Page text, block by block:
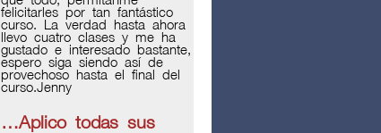
felicitarles por tan fantástico
curso. La verdad hasta ahora
llevo cuatro clases y me ha
gustado e interesado bastante,
espero siga siendo así de
provechoso hasta el final del
curso.Jenny
…Aplico todas sus